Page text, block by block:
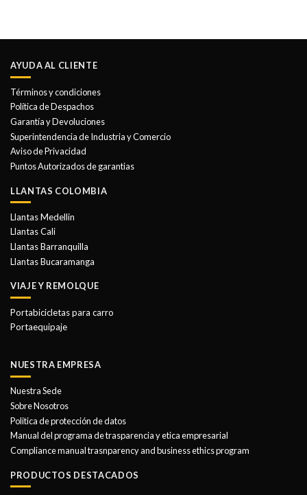
múltiples
Las
elegir
en
la
página
de
AYUDA AL CLIENTE
Términos y condiciones
Política de Despachos
Garantía y Devoluciones
Superintendencia de Industria y Comercio
Aviso de Privacidad
Puntos Autorizados de garantias
LLANTAS COLOMBIA
Llantas Medellin
Llantas Cali
Llantas Barranquilla
Llantas Bucaramanga
VIAJE Y REMOLQUE
Portabicicletas para carro
Portaequipaje
NUESTRA EMPRESA
Nuestra Sede
Sobre Nosotros
Politica de protección de datos
Manual del programa de trasparencia y etica empresarial
Compliance manual trasnparency and business ethics program
PRODUCTOS DESTACADOS